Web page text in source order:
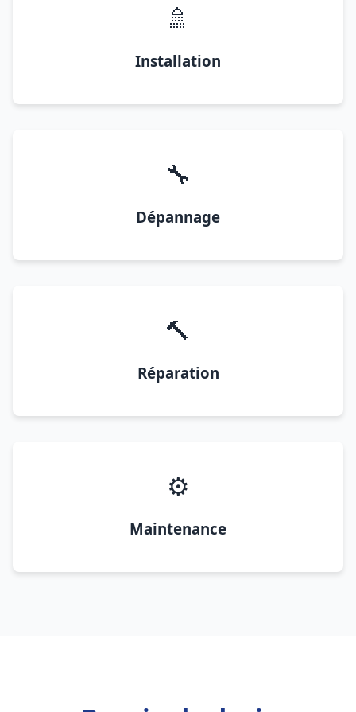
🚿
Installation
🔧
Dépannage
🔨
Réparation
⚙️
Maintenance